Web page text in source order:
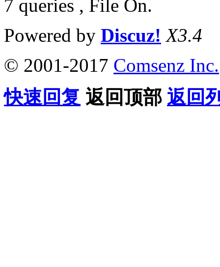
7 queries , File On.
Powered by Discuz! X3.4
© 2001-2017 Comsenz Inc.
快速回复 返回顶部 返回